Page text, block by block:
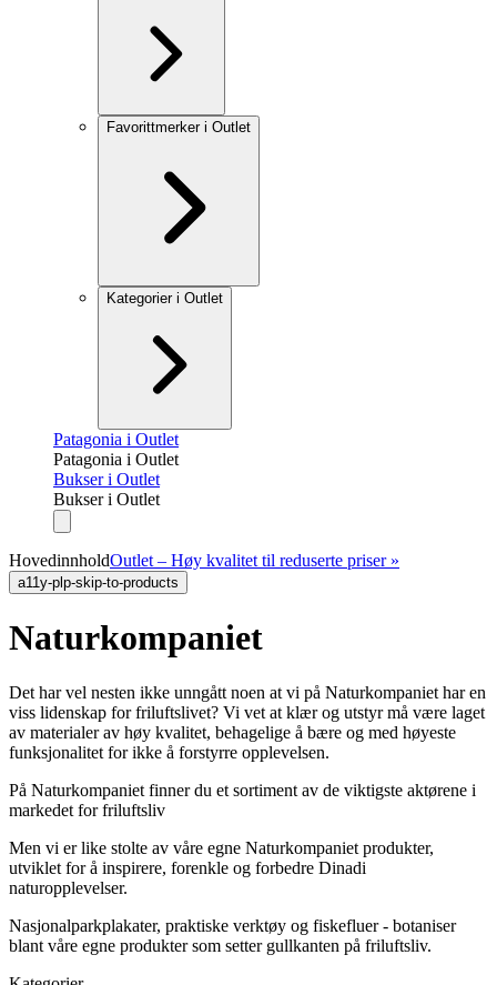
Favorittmerker i Outlet
Kategorier i Outlet
Patagonia i Outlet
Patagonia i Outlet
Bukser i Outlet
Bukser i Outlet
HovedinnholdOutlet – Høy kvalitet til reduserte priser »
a11y-plp-skip-to-products
Naturkompaniet
Det har vel nesten ikke unngått noen at vi på Naturkompaniet har en
viss lidenskap for friluftslivet? Vi vet at klær og utstyr må være laget
av materialer av høy kvalitet, behagelige å bære og med høyeste
funksjonalitet for ikke å forstyrre opplevelsen.
På Naturkompaniet finner du et sortiment av de viktigste aktørene i
markedet for friluftsliv
Men vi er like stolte av våre egne Naturkompaniet produkter,
utviklet for å inspirere, forenkle og forbedre Dinadi
naturopplevelser.
Nasjonalparkplakater, praktiske verktøy og fiskefluer - botaniser
blant våre egne produkter som setter gullkanten på friluftsliv.